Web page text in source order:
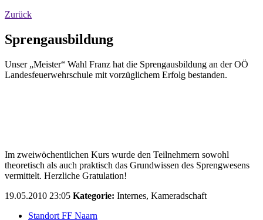
Zurück
Sprengausbildung
Unser „Meister“ Wahl Franz hat die Sprengausbildung an der OÖ
Landesfeuerwehrschule mit vorzüglichem Erfolg bestanden.
Im zweiwöchentlichen Kurs wurde den Teilnehmern sowohl
theoretisch als auch praktisch das Grundwissen des Sprengwesens
vermittelt. Herzliche Gratulation!
19.05.2010 23:05 Kategorie: Internes, Kameradschaft
Standort FF Naarn